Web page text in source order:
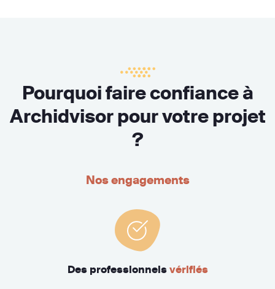
Pourquoi faire confiance à
Archidvisor pour votre projet
?
Nos engagements
Des professionnels vérifiés